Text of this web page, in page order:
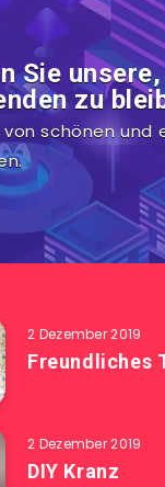
Sie
zu
von schönen und
2 Dezember 2019
Freundliches
2 Dezember 2019
DIY Kranz